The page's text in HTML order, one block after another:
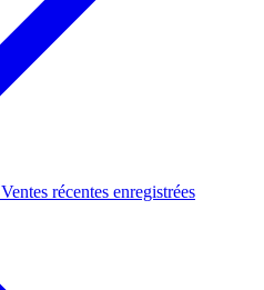
Ventes récentes enregistrées